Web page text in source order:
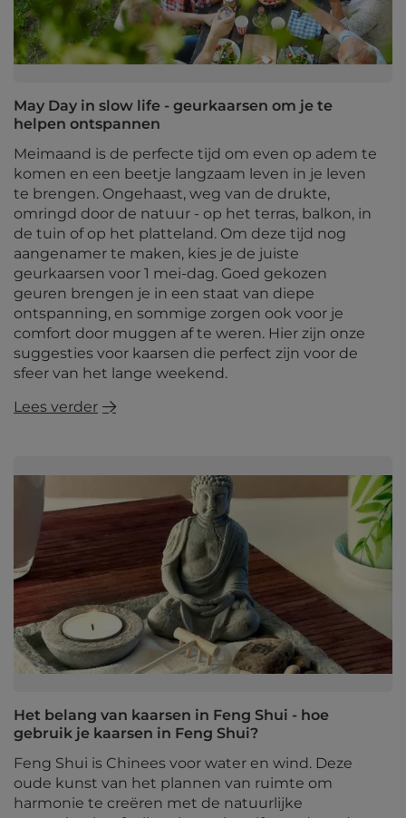
May Day in slow life - geurkaarsen om je te
helpen ontspannen
Meimaand is de perfecte tijd om even op adem te
komen en een beetje langzaam leven in je leven
te brengen. Ongehaast, weg van de drukte,
omringd door de natuur - op het terras, balkon, in
de tuin of op het platteland. Om deze tijd nog
aangenamer te maken, kies je de juiste
geurkaarsen voor 1 mei-dag. Goed gekozen
geuren brengen je in een staat van diepe
ontspanning, en sommige zorgen ook voor je
comfort door muggen af te weren. Hier zijn onze
suggesties voor kaarsen die perfect zijn voor de
sfeer van het lange weekend.
Lees verder
Het belang van kaarsen in Feng Shui - hoe
gebruik je kaarsen in Feng Shui?
Feng Shui is Chinees voor water en wind. Deze
oude kunst van het plannen van ruimte om
harmonie te creëren met de natuurlijke